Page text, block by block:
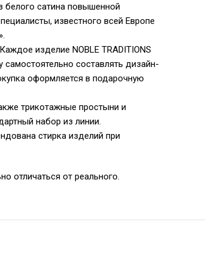
белого сатина повышенной
известного всей Европе
изделие NOBLE TRADITIONS
составлять дизайн-
оформляется в подарочную
трикотажные простыни и
набор из линии.
стирка изделий при
отличаться от реального.